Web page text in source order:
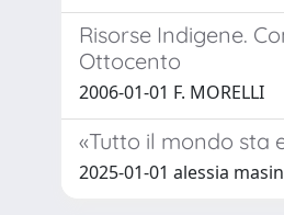
Risorse Indigene.
Ottocento
2006-01-01 F. MORELLI
«Tutto il mondo sta
2025-01-01 alessia